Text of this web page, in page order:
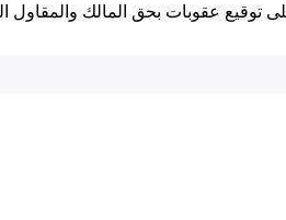
توقيع‌ عقوبات بحق المالك والمقاول